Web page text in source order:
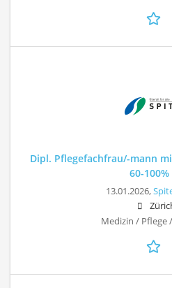
Dipl. Pflegefachfrau/-mann
60-100%
13.01.2026,
Medizin / Pflege